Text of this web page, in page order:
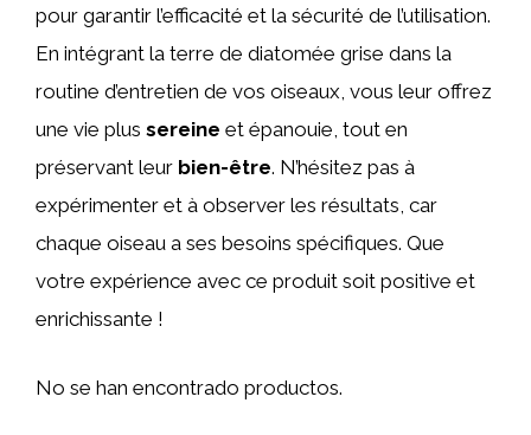
pour garantir l’efficacité et la sécurité de l’utilisation.
En intégrant la terre de diatomée grise dans la
routine d’entretien de vos oiseaux, vous leur offrez
une vie plus sereine et épanouie, tout en
préservant leur bien-être. N’hésitez pas à
expérimenter et à observer les résultats, car
chaque oiseau a ses besoins spécifiques. Que
votre expérience avec ce produit soit positive et
enrichissante !
No se han encontrado productos.